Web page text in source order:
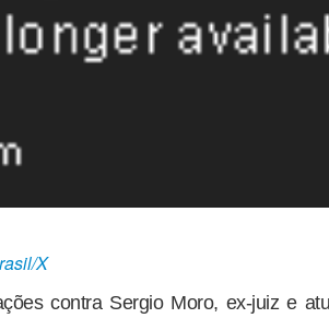
X
contra Sergio Moro, ex-juiz e